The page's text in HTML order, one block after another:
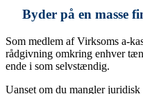
Byder på en masse
Som medlem af Virksoms a-
rådgivning omkring enhver
ende i som selvstændig.
Uanset om du mangler juridisk